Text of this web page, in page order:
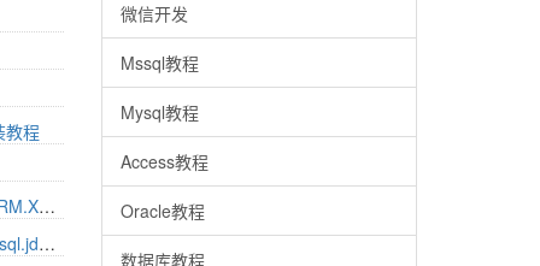
教程
在导入的项目中修复IDEA加载PORM.XML失败依赖项问题
IDEA连接MYSQL8问题，com.mysql.jdbc.exceptions.jdbc4.MySQLNonTransientConnectionException异常解决方法
微信开发
Mssql教程
Mysql教程
Access教程
Oracle教程
数据库教程